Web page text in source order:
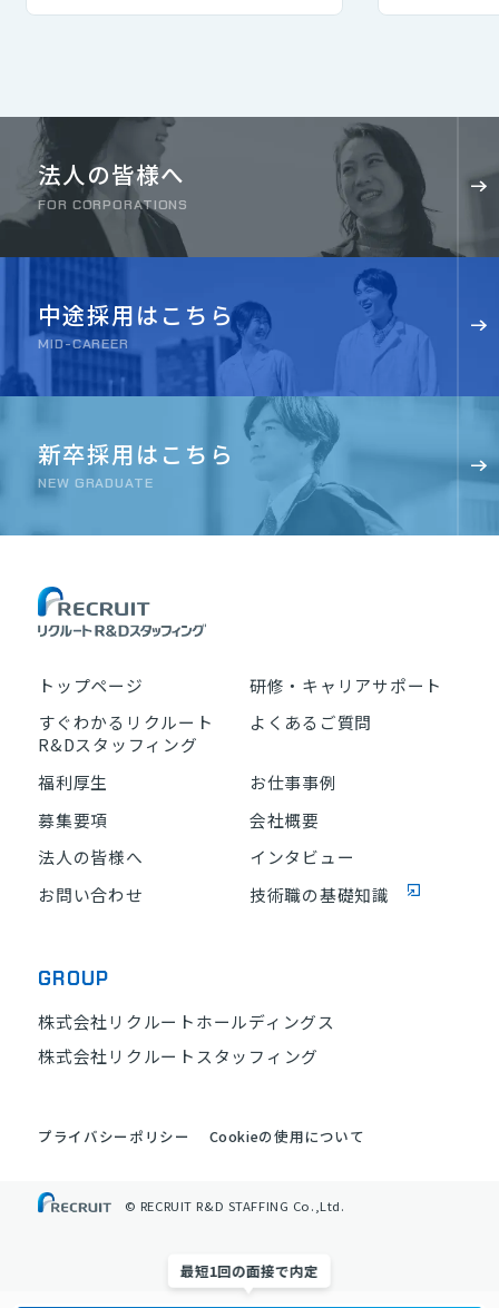
法人の皆様へ
FOR CORPORATIONS
中途採用はこちら
MID-CAREER
新卒採用はこちら
NEW GRADUATE
トップページ
研修・キャリアサポート
すぐわかるリクルート
R&Dスタッフィング
よくあるご質問
福利厚生
お仕事事例
募集要項
会社概要
法人の皆様へ
インタビュー
お問い合わせ
技術職の基礎知識
GROUP
株式会社リクルートホールディングス
株式会社リクルートスタッフィング
プライバシーポリシー Cookieの使用について
© RECRUIT R&D STAFFING Co.,Ltd.
最短1回の面接で内定